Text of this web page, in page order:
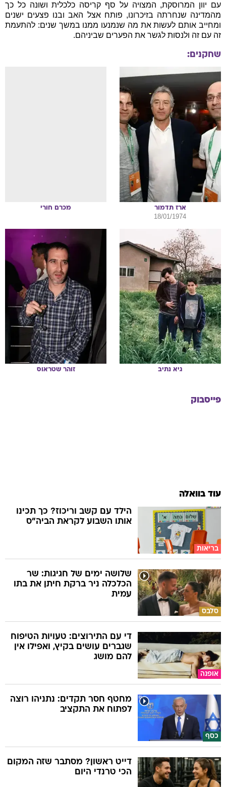
עם יוון המרוסקת, המצויה על סף קריסה כלכלית ושונה כל כך
מהמדינה שנחרתה בזיכרונו, פותח אצל האב ובנו פצעים ישנים
ומחייב אותם לעשות את מה שנמנעו ממנו במשך שנים: להתעמת
זה עם זה ולנסות לגשר את הפערים שביניהם.
שחקנים:
ארז תדמור
18/01/1974
מכרם חורי
גיא נתיב זוהר שטראוס
פייסבוק
עוד בוואלה
בריאות
הילד עם קשב וריכוז? כך תכינו
אותו השבוע לקראת הביה"ס
סלבס
שלושה ימים של חגיגות: שר
הכלכלה ניר ברקת חיתן את בתו
עמית
אופנה
די עם התירוצים: טעויות הטיפוח
שגברים עושים בקיץ, ואפילו אין
להם מושג
כסף
מחטף חסר תקדים: נתניהו רוצה
לפתוח את התקציב
דייט ראשון? מסתבר שזה המקום
הכי טרנדי היום